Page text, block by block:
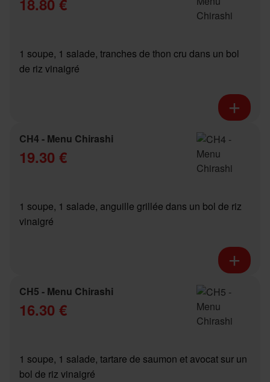
18.80 €
1 soupe, 1 salade, tranches de thon cru dans un bol
de riz vinaigré
CH4 - Menu Chirashi
19.30 €
1 soupe, 1 salade, anguille grillée dans un bol de riz
vinaigré
CH5 - Menu Chirashi
16.30 €
1 soupe, 1 salade, tartare de saumon et avocat sur un
bol de riz vinaigré